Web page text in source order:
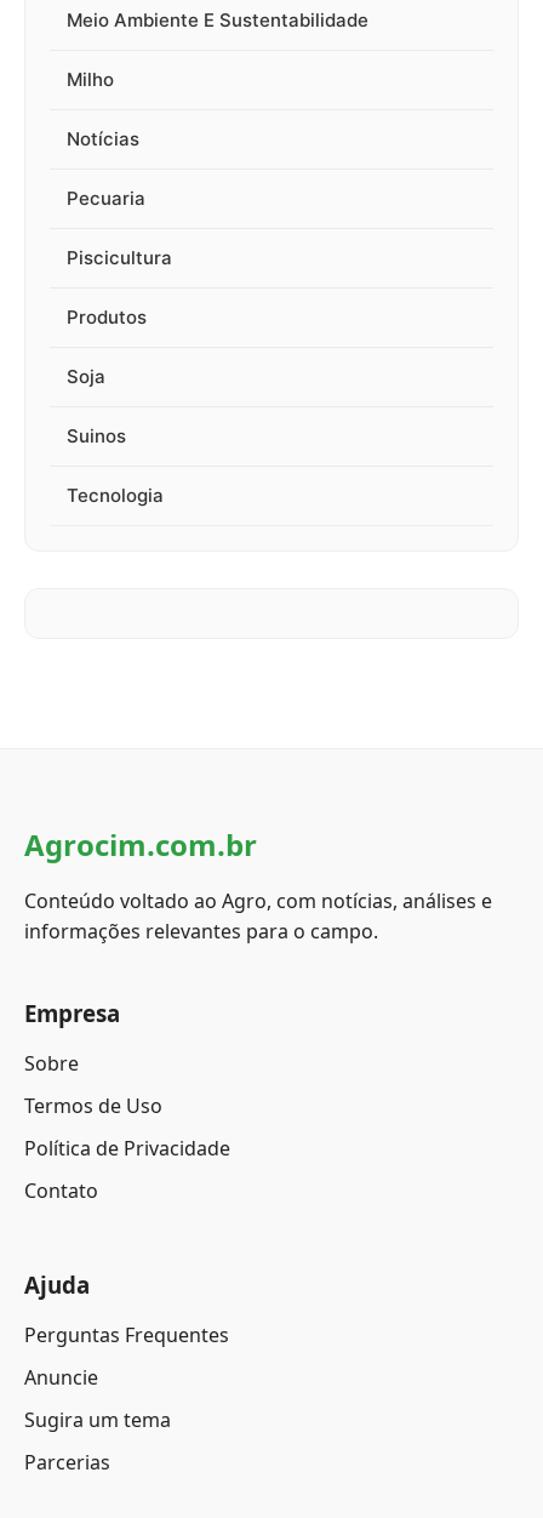
Meio Ambiente E Sustentabilidade
Milho
Notícias
Pecuaria
Piscicultura
Produtos
Soja
Suinos
Tecnologia
Agrocim.com.br
Conteúdo voltado ao Agro, com notícias, análises e
informações relevantes para o campo.
Empresa
Sobre
Termos de Uso
Política de Privacidade
Contato
Ajuda
Perguntas Frequentes
Anuncie
Sugira um tema
Parcerias